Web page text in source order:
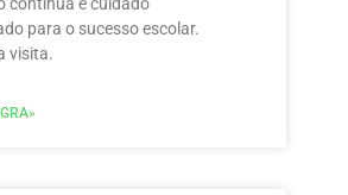
para o sucesso escolar.
visita.